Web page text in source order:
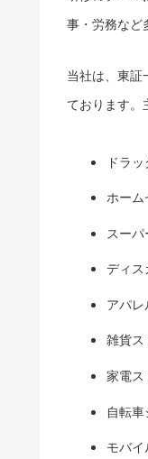
事・労務など
当社は、東証
ております。
ドラ
ホーム
スー
ディス
アパレ
雑貨ス
家電ス
自転
モバイ